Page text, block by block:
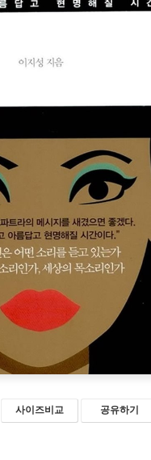
사이즈비교 공유하기